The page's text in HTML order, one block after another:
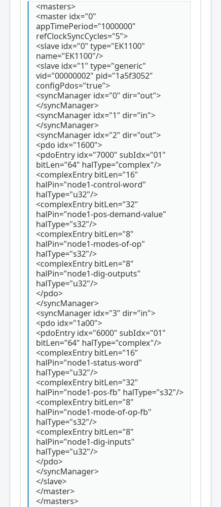
<masters>
<master idx="0"
appTimePeriod="1000000"
refClockSyncCycles="5">
<slave idx="0" type="EK1100"
name="EK1100"/>
<slave idx="1" type="generic"
vid="00000002" pid="1a5f3052"
configPdos="true">
<syncManager idx="0" dir="out">
</syncManager>
<syncManager idx="1" dir="in">
</syncManager>
<syncManager idx="2" dir="out">
<pdo idx="1600">
<pdoEntry idx="7000" subIdx="01"
bitLen="64" halType="complex"/>
<complexEntry bitLen="16"
halPin="node1-control-word"
halType="u32"/>
<complexEntry bitLen="32"
halPin="node1-pos-demand-value"
halType="s32"/>
<complexEntry bitLen="8"
halPin="node1-modes-of-op"
halType="s32"/>
<complexEntry bitLen="8"
halPin="node1-dig-outputs"
halType="u32"/>
</pdo>
</syncManager>
<syncManager idx="3" dir="in">
<pdo idx="1a00">
<pdoEntry idx="6000" subIdx="01"
bitLen="64" halType="complex"/>
<complexEntry bitLen="16"
halPin="node1-status-word"
halType="u32"/>
<complexEntry bitLen="32"
halPin="node1-pos-fb" halType="s32"/>
<complexEntry bitLen="8"
halPin="node1-mode-of-op-fb"
halType="s32"/>
<complexEntry bitLen="8"
halPin="node1-dig-inputs"
halType="u32"/>
</pdo>
</syncManager>
</slave>
</master>
</masters>